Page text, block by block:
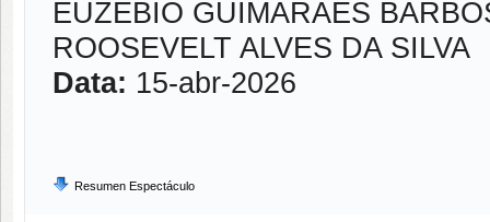
EUZEBIO GUIMARAES
ROOSEVELT ALVES DA SILVA
Data: 15-abr-2026
Resumen Espectáculo